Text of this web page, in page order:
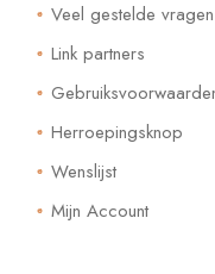
Veel gestelde vragen
Link partners
Herroepingsknop
Wenslijst
Mijn Account